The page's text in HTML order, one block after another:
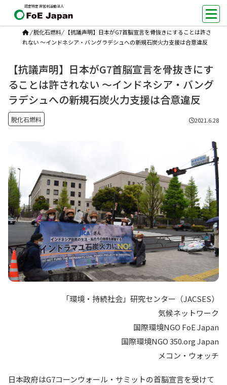
認定特定非営利活動法人
/脱化石燃料/
【抗議声明】日本がG7首脳宣言を骨抜きにすることは許さ
れない ～インドネシア・バングラデシュへの新規石炭火力支援は合意違反
【抗議声明】日本がG7首脳宣言を骨抜きにす
ることは許されない ～インドネシア・バング
ラデシュへの新規石炭火力支援は合意違反
脱化石燃料 2021.6.28
「環境・持続社会」研究センター（JACSES）
気候ネットワーク
国際環境NGO FoE Japan
国際環境NGO 350.org Japan
メコン・ウォッチ
日本政府はG7コーンウォール・サミットの首脳宣言を受けて